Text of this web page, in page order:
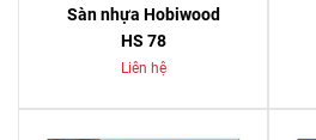
Sàn nhựa Hobiwood
HS 78
Liên hệ